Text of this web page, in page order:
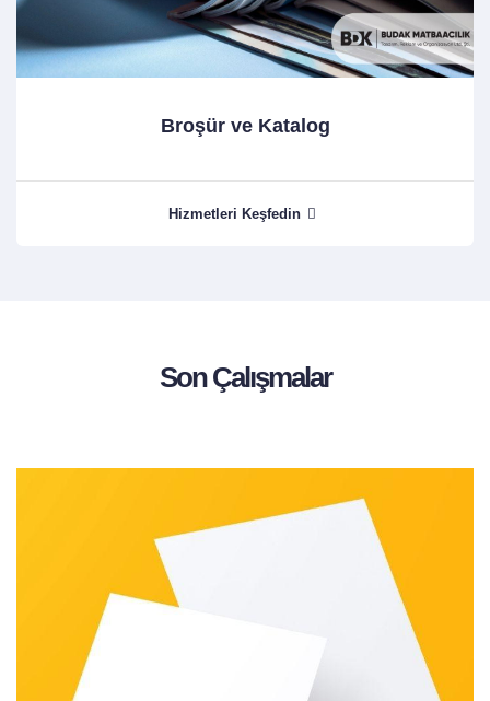
Broşür ve Katalog
Hizmetleri Keşfedin
Son Çalışmalar